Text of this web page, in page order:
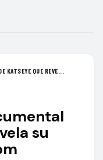
KATSEYE QUE REVE...
su